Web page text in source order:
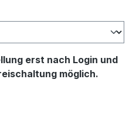
den
erst nach Login und
möglich.